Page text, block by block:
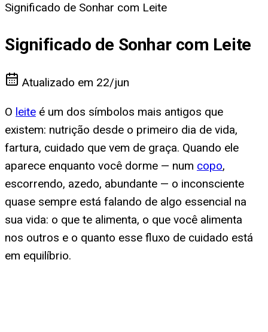
Significado de Sonhar com Leite
Significado de Sonhar com Leite
Atualizado em 22/jun
O leite é um dos símbolos mais antigos que
existem: nutrição desde o primeiro dia de vida,
fartura, cuidado que vem de graça. Quando ele
aparece enquanto você dorme — num copo,
escorrendo, azedo, abundante — o inconsciente
quase sempre está falando de algo essencial na
sua vida: o que te alimenta, o que você alimenta
nos outros e o quanto esse fluxo de cuidado está
em equilíbrio.